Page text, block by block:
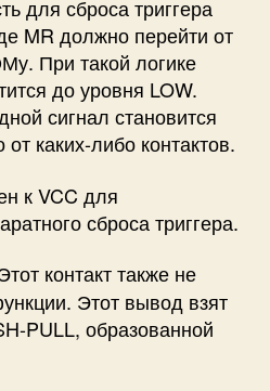
для сброса триггера
MR должно перейти от
При такой логике
до уровня LOW.
сигнал становится
каких-либо контактов.
к VCC для
сброса триггера.
контакт также не
Этот вывод взят
PULL, образованной